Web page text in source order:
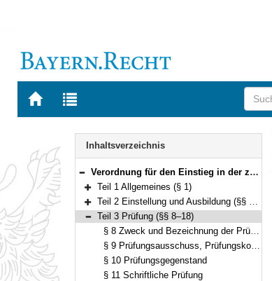
Zur
BAYERN.RECHT
Zur
letzten
Navigation
Inhaltsverzeichnis
Bereich reduzieren
Verordnung für den Einstieg in der zweiten und dritten Qualifikationsebene im fachlichen Schwerpunkt Ländliche Entwicklung (FachV-LE/QE2+3) Vom 2. Dezember 2012 (GVBl. S. 716) BayRS 2038-3-7-3-L (§§ 1–26)
Bereich erweitern
Teil 1 Allgemeines (§ 1)
Bereich erweitern
Teil 2 Einstellung und Ausbildung (§§ 2–7)
Bereich reduzieren
Teil 3 Prüfung (§§ 8–18)
§ 8 Zweck und Bezeichnung der Prüfung
§ 9 Prüfungsausschuss, Prüfungskommissionen
§ 10 Prüfungsgegenstand
§ 11 Schriftliche Prüfung